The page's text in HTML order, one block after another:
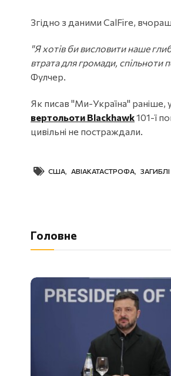
Згідно з даними CalFire,
"Я хотів би висловити наше
втрата для громади,
Фулчер.
Як писав "Ми-Україна" раніше,
вертольоти Blackhawk101-ї
цивільні не постраждали.
США, АВІАКАТАСТРОФА, ЗАГИБЛІ
Головне